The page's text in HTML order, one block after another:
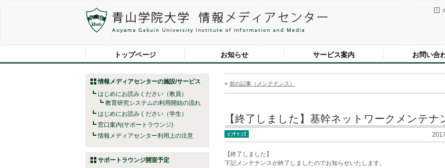
トップページ お知らせ サービス案内 お問い合
情報メディアセンターの施設/サービス
はじめにお読みください（教員）
教育研究システムの利用開始の流れ
はじめにお読みください（学生）
窓口案内(サポートラウンジ)
情報メディアセンター利用上の注意
サポートラウンジ開室予定
« 前の記事（メンテナンス）
【終了しました】基幹ネットワークメンテ
【終了しました】
下記メンテナンスが終了しましたのでお知らせいたします。